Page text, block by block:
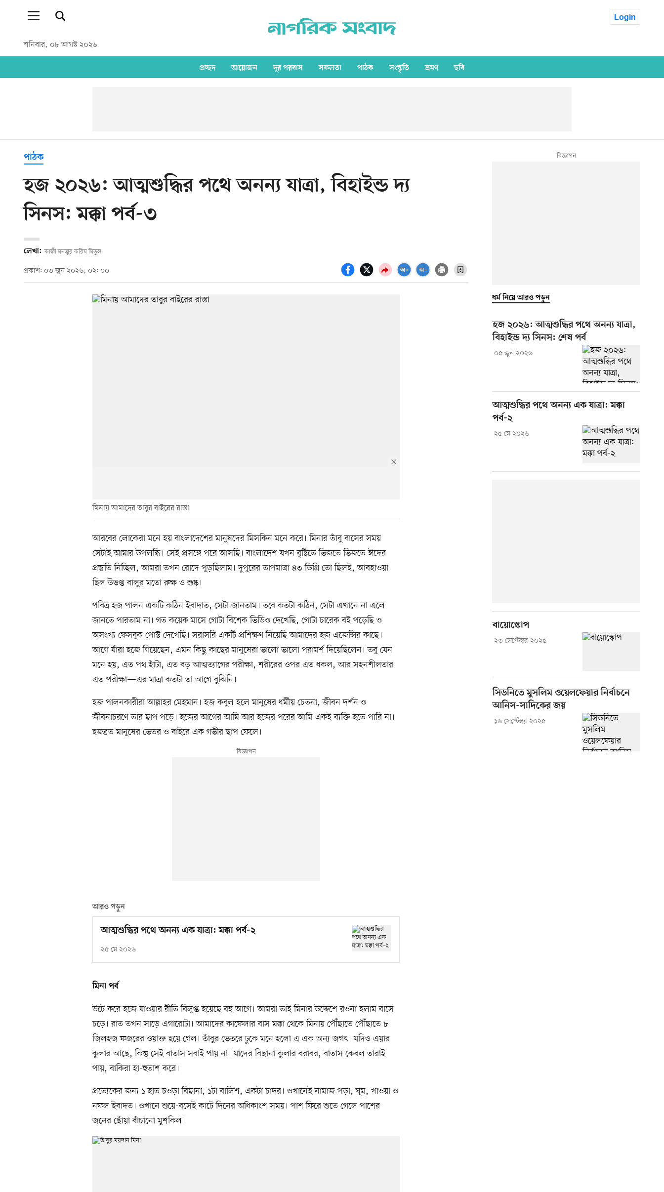
শনিবার, ০৮ আগস্ট ২০২৬
Login
প্রচ্ছদ আয়োজন দূর পরবাস সফলতা পাঠক সংস্কৃতি ভ্রমণ ছবি
পাঠক
হজ ২০২৬: আত্মশুদ্ধির পথে অনন্য যাত্রা, বিহাইন্ড দ্য
সিনস: মক্কা পর্ব-৩
লেখা: কাজী মনজুর করিম মিতুল
প্রকাশ: ০৩ জুন ২০২৬, ০২: ০০
মিনায় আমাদের তাবুর বাইরের রাস্তা
আরবের লোকেরা মনে হয় বাংলাদেশের মানুষদের মিসকিন মনে করে। মিনার তাঁবু বাসের সময়
সেটাই আমার উপলব্ধি। সেই প্রসঙ্গে পরে আসছি। বাংলাদেশ যখন বৃষ্টিতে ভিজতে ভিজতে ঈদের
প্রস্তুতি নিচ্ছিল, আমরা তখন রোদে পুড়ছিলাম। দুপুরের তাপমাত্রা ৪৩ ডিগ্রি তো ছিলই, আবহাওয়া
ছিল উত্তপ্ত বালুর মতো রুক্ষ ও শুষ্ক।
পবিত্র হজ পালন একটি কঠিন ইবাদাত, সেটা জানতাম। তবে কতটা কঠিন, সেটা এখানে না এলে
জানতে পারতাম না। গত কয়েক মাসে গোটা বিশেক ভিডিও দেখেছি, গোটা চারেক বই পড়েছি ও
অসংখ্য ফেসবুক পোস্ট দেখেছি। সরাসরি একটি প্রশিক্ষণ নিয়েছি আমাদের হজ এজেন্সির কাছে।
আগে যাঁরা হজে গিয়েছেন, এমন কিছু কাছের মানুষেরা ভালো ভালো পরামর্শ দিয়েছিলেন। তবু যেন
মনে হয়, এত পথ হাঁটা, এত বড় আত্মত্যাগের পরীক্ষা, শরীরের ওপর এত ধকল, আর সহনশীলতার
এত পরীক্ষা—এর মাত্রা কতটা তা আগে বুঝিনি।
হজ পালনকারীরা আল্লাহর মেহমান। হজ কবুল হলে মানুষের ধর্মীয় চেতনা, জীবন দর্শন ও
জীবনাচরণে তার ছাপ পড়ে। হজের আগের আমি আর হজের পরের আমি একই ব্যক্তি হতে পারি না।
হজব্রত মানুষের ভেতর ও বাইরে এক গভীর ছাপ ফেলে।
আরও পড়ুন
আত্মশুদ্ধির পথে অনন্য এক যাত্রা: মক্কা পর্ব-২
২৫ মে ২০২৬
মিনা পর্ব
উটে করে হজে যাওয়ার রীতি বিলুপ্ত হয়েছে বহু আগে। আমরা তাই মিনার উদ্দেশে রওনা হলাম বাসে
চড়ে। রাত তখন সাড়ে এগারোটা। আমাদের কাফেলার বাস মক্কা থেকে মিনায় পৌঁছাতে পৌঁছাতে ৮
জিলহজ ফজরের ওয়াক্ত হয়ে গেল। তাঁবুর ভেতরে ঢুকে মনে হলো এ এক অন্য জগৎ। যদিও এয়ার
কুলার আছে, কিন্তু সেই বাতাস সবাই পায় না। যাদের বিছানা কুলার বরাবর, বাতাস কেবল তারাই
পায়, বাকিরা হা-হুতাশ করে।
প্রত্যেকের জন্য ১ হাত চওড়া বিছানা, ১টা বালিশ, একটা চাদর। ওখানেই নামাজ পড়া, ঘুম, খাওয়া ও
নফল ইবাদত। ওখানে শুয়ে-বসেই কাটে দিনের অধিকাংশ সময়। পাশ ফিরে শুতে গেলে পাশের
জনের ছোঁয়া বাঁচানো মুশকিল।
ধর্ম নিয়ে আরও পড়ুন
হজ ২০২৬: আত্মশুদ্ধির পথে অনন্য যাত্রা,
বিহাইন্ড দ্য সিনস: শেষ পর্ব
০৫ জুন ২০২৬
আত্মশুদ্ধির পথে অনন্য এক যাত্রা: মক্কা
পর্ব-২
২৫ মে ২০২৬
বায়োস্কোপ
২৩ সেপ্টেম্বর ২০২৫
সিডনিতে মুসলিম ওয়েলফেয়ার নির্বাচনে
আনিস-সাদিকের জয়
১৬ সেপ্টেম্বর ২০২৫